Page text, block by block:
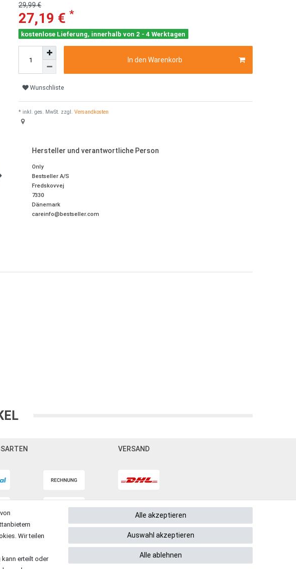
29,99 €
27,19 € *
kostenlose Lieferung, innerhalb von 2 - 4 Werktagen
In den Warenkorb
Wunschliste
* inkl. ges. MwSt. zzgl. Versandkosten
Hersteller und verantwortliche Person
Only
Bestseller A/S
Fredskovvej
7330
Dänemark
careinfo@bestseller.com
VERSAND
Wir teilen
erteilt oder
Alle akzeptieren
Auswahl akzeptieren
Alle ablehnen